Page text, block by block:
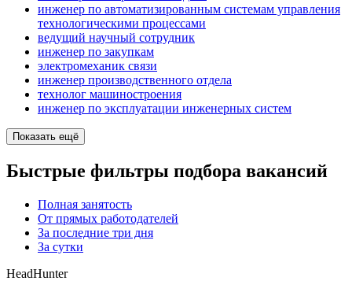
инженер по автоматизированным системам управления
технологическими процессами
ведущий научный сотрудник
инженер по закупкам
электромеханик связи
инженер производственного отдела
технолог машиностроения
инженер по эксплуатации инженерных систем
Показать ещё
Быстрые фильтры подбора вакансий
Полная занятость
От прямых работодателей
За последние три дня
За сутки
HeadHunter